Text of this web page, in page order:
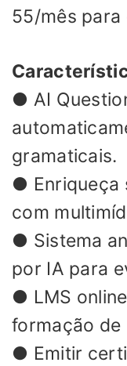
55/mês para
● AI
gramaticais.
● Enriqueça
com
● Sistema
por IA para
● LMS
formação de
● Emitir